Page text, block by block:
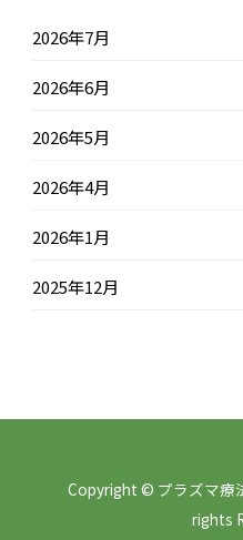
2026年7月
2026年6月
2026年5月
2026年4月
2026年1月
2025年12月
Copyright © プラズマ療
rights